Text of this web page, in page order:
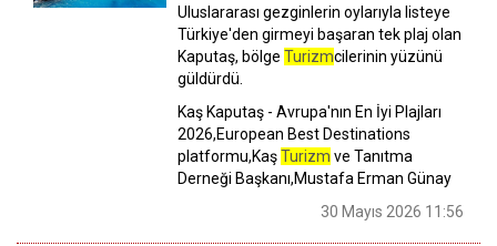
Uluslararası gezginlerin oylarıyla listeye
Türkiye'den girmeyi başaran tek plaj olan
Kaputaş, bölge Turizmcilerinin yüzünü
güldürdü.
Kaş Kaputaş - Avrupa'nın En İyi Plajları
2026,European Best Destinations
platformu,KaşTurizm ve Tanıtma
Derneği Başkanı,Mustafa Erman Günay
30 Mayıs 2026 11:56